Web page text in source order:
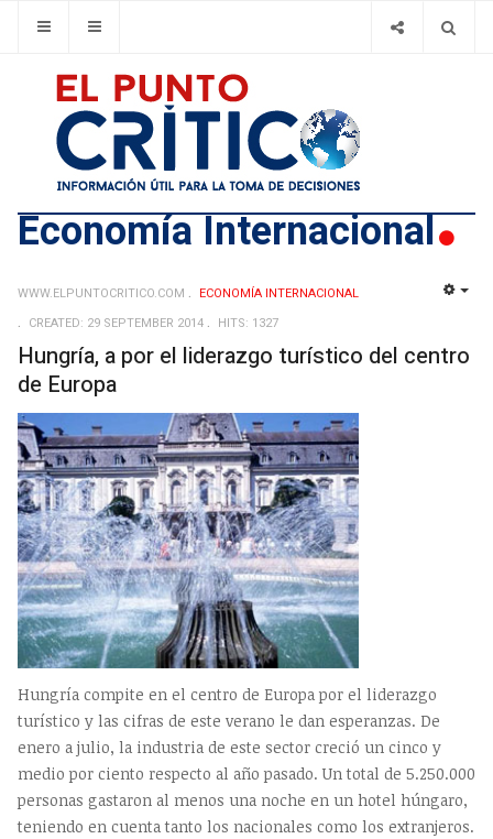
Economía Internacional
WWW.ELPUNTOCRITICO.COM
ECONOMÍA INTERNACIONAL
CREATED: 29 SEPTEMBER 2014
HITS: 1327
Hungría, a por el liderazgo turístico del centro
de Europa
Hungría compite en el centro de Europa por el liderazgo
turístico y las cifras de este verano le dan esperanzas. De
enero a julio, la industria de este sector creció un cinco y
medio por ciento respecto al año pasado. Un total de 5.250.000
personas gastaron al menos una noche en un hotel húngaro,
teniendo en cuenta tanto los nacionales como los extranjeros.